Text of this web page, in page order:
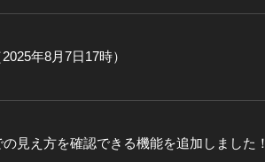
年8月7日17時）
見え方を確認できる機能を追加しました！